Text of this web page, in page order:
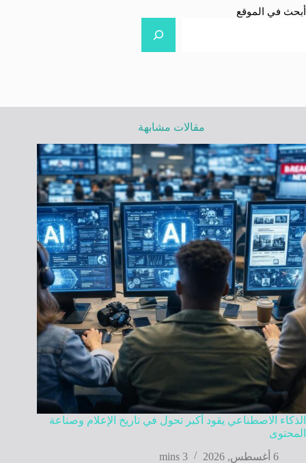
أبحث في الموقع
مقالات مشابهة
الذكاء الاصطناعي يقود أكبر تحول في تاريخ الإعلام وصناعة
المحتوى
6 أغسطس, 2026
3 mins